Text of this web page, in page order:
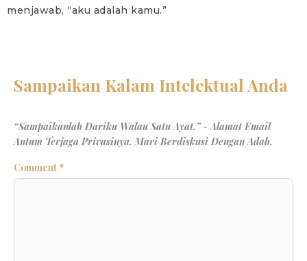
menjawab, “aku adalah kamu.”
Comment*